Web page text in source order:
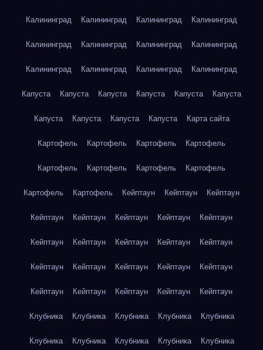
Калининград Калининград Калининград Калининград
Калининград Калининград Калининград Калининград
Калининград Калининград Калининград Калининград
Капуста Капуста Капуста Капуста Капуста Капуста
Капуста Капуста Капуста Капуста Карта сайта
Картофель Картофель Картофель Картофель
Картофель Картофель Картофель Картофель
Картофель Картофель Кейптаун Кейптаун Кейптаун
Кейптаун Кейптаун Кейптаун Кейптаун Кейптаун
Кейптаун Кейптаун Кейптаун Кейптаун Кейптаун
Кейптаун Кейптаун Кейптаун Кейптаун Кейптаун
Кейптаун Кейптаун Кейптаун Кейптаун Кейптаун
Клубника Клубника Клубника Клубника Клубника
Клубника Клубника Клубника Клубника Клубника